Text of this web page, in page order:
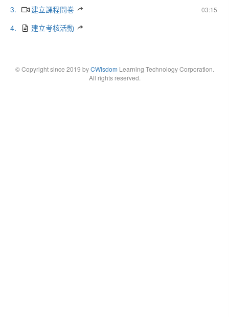
3.
03:15
建立課程問卷
4.
建立考核活動
© Copyright since 2019 byCWisdomLearning Technology Corporation.
All rights reserved.